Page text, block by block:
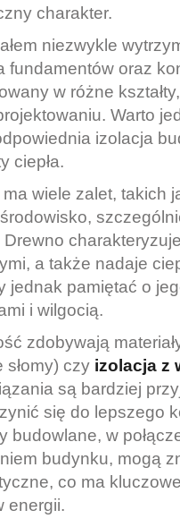
charakter.
niezwykle
fundamentów oraz
w różne
Warto
izolacja
ciepła.
wiele zalet, takich
a także nadaje
jednak pamiętać o
i wilgocią.
zdobywają
słomy) czy izolacja z
są bardziej
się do lepszego
budowlane, w
budynku, mogą
co ma
energii.